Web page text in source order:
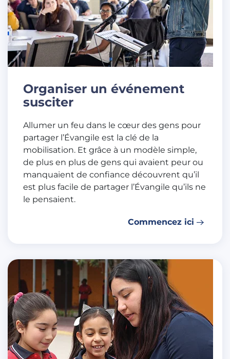
Organiser un événement
susciter
Allumer un feu dans le cœur des gens pour
partager l’Évangile est la clé de la
mobilisation. Et grâce à un modèle simple,
de plus en plus de gens qui avaient peur ou
manquaient de confiance découvrent qu’il
est plus facile de partager l’Évangile qu’ils ne
le pensaient.
Commencez ici